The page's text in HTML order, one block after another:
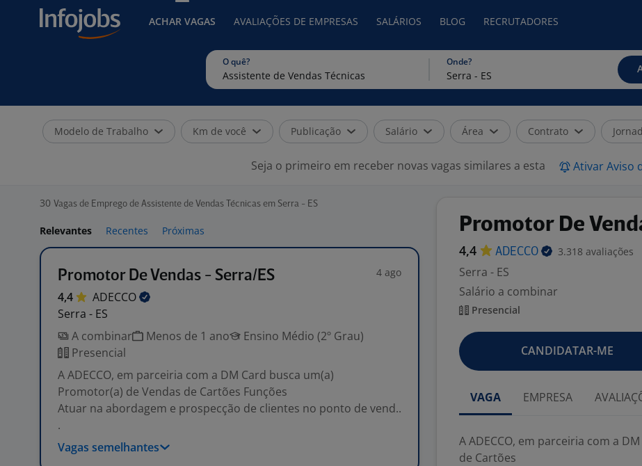
ACHAR VAGAS AVALIAÇÕES DE EMPRESAS SALÁRIOS BLOG RECRUTADORES
O quê? Onde?
Modelo de Trabalho Km de você Publicação Salário Área Contrato
Seja o primeiro em receber novas vagas similares a esta Ativar Aviso
30 Vagas de Emprego de Assistente de Vendas Técnicas em Serra - ES
Relevantes Recentes Próximas
Promotor De Vendas - Serra/ES 4 ago
4,4
ADECCO
Serra - ES
A combinar
Menos de 1 ano
Ensino Médio (2º Grau)
Presencial
A ADECCO, em parceiria com a DM Card busca um(a)
Promotor(a) de Vendas de Cartões Funções
Atuar na abordagem e prospecção de clientes no ponto de vend..
.
Vagas semelhantes
Promotor De
4,4 ADECCO 3.318 avaliações
Serra - ES
Salário a combinar
Presencial
CANDIDATAR-ME
VAGA EMPRESA
A ADECCO, em parceiria com a
de Cartões